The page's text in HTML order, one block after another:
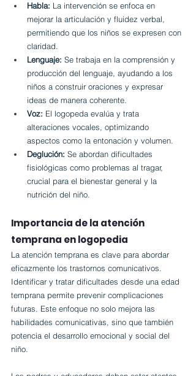
Habla: La intervención se enfoca en
mejorar la articulación y fluidez verbal,
permitiendo que los niños se expresen con
claridad.
Lenguaje: Se trabaja en la comprensión y
producción del lenguaje, ayudando a los
niños a construir oraciones y expresar
ideas de manera coherente.
Voz: El logopeda evalúa y trata
alteraciones vocales, optimizando
aspectos como la entonación y volumen.
Deglución: Se abordan dificultades
fisiológicas como problemas al tragar,
crucial para el bienestar general y la
nutrición del niño.
Importancia de la atención
temprana en logopedia
La atención temprana es clave para abordar
eficazmente los trastornos comunicativos.
Identificar y tratar dificultades desde una edad
temprana permite prevenir complicaciones
futuras. Este enfoque no solo mejora las
habilidades comunicativas, sino que también
potencia el desarrollo emocional y social del
niño.